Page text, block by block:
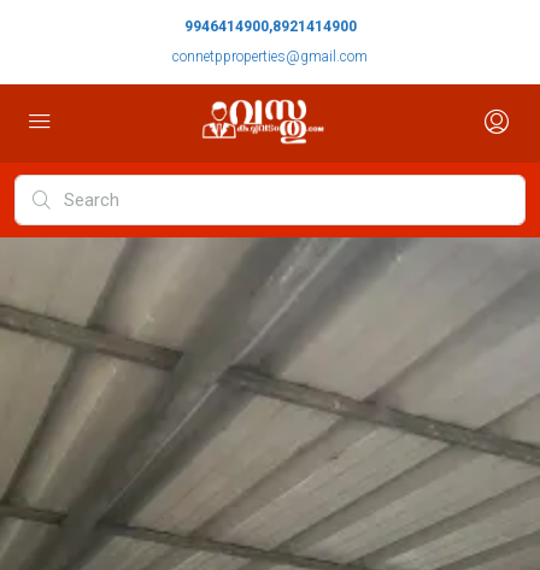
9946414900,8921414900
connetpproperties@gmail.com